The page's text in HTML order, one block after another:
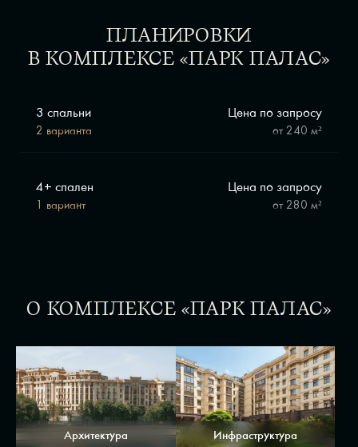
ПЛАНИРОВКИ
В КОМПЛЕКСЕ «ПАРК ПАЛАС»
3 спальни Цена по запросу
от 240 м²
2 варианта
4+ спален Цена по запросу
от 280 м²
1 вариант
О КОМПЛЕКСЕ «ПАРК ПАЛАС»
Архитектура Инфраструктура